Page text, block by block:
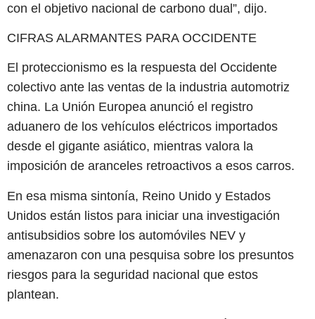
con el objetivo nacional de carbono dual”, dijo.
CIFRAS ALARMANTES PARA OCCIDENTE
El proteccionismo es la respuesta del Occidente
colectivo ante las ventas de la industria automotriz
china. La Unión Europea anunció el registro
aduanero de los vehículos eléctricos importados
desde el gigante asiático, mientras valora la
imposición de aranceles retroactivos a esos carros.
En esa misma sintonía, Reino Unido y Estados
Unidos están listos para iniciar una investigación
antisubsidios sobre los automóviles NEV y
amenazaron con una pesquisa sobre los presuntos
riesgos para la seguridad nacional que estos
plantean.